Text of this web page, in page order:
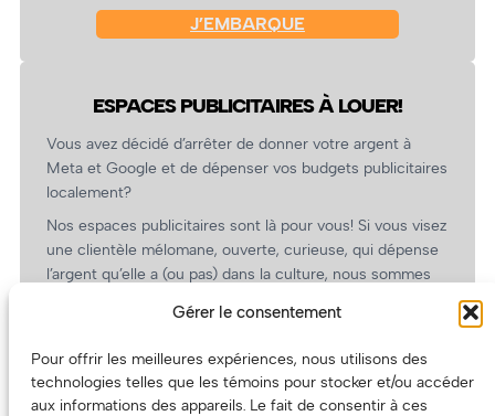
Gérer le consentement
Pour offrir les meilleures expériences, nous utilisons des
technologies telles que les témoins pour stocker et/ou accéder
aux informations des appareils. Le fait de consentir à ces
J’EMBARQUE
ESPACES PUBLICITAIRES À LOUER!
Vous avez décidé d’arrêter de donner votre argent à
Meta et Google et de dépenser vos budgets publicitaires
localement?
Nos espaces publicitaires sont là pour vous! Si vous visez
une clientèle mélomane, ouverte, curieuse, qui dépense
l’argent qu’elle a (ou pas) dans la culture, nous sommes
revient.
(Oui, on va avoir des tarifs spéciaux pour vous, les